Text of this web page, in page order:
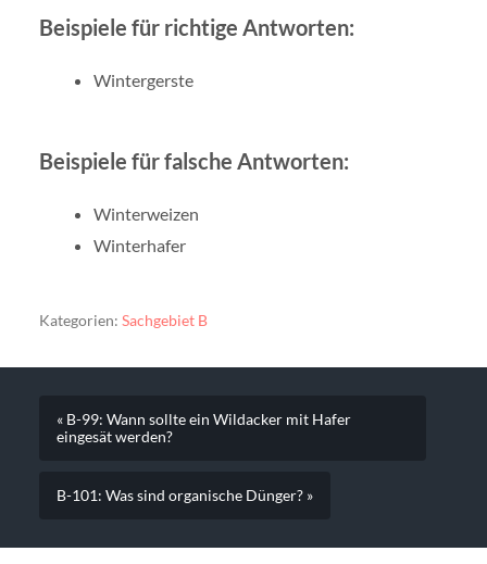
Beispiele für richtige Antworten:
Wintergerste
Beispiele für falsche Antworten:
Winterweizen
Winterhafer
Kategorien: Sachgebiet B
« B-99: Wann sollte ein Wildacker mit Hafer
eingesät werden?
B-101: Was sind organische Dünger? »